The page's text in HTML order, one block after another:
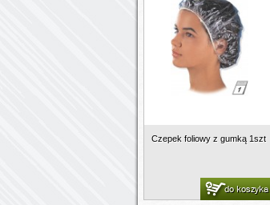
Czepek foliowy z gumką 1szt
do koszyka